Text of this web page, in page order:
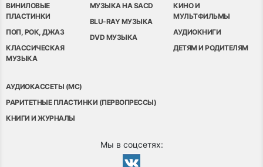
ВИНИЛОВЫЕ
ПЛАСТИНКИ
ПОП, РОК, ДЖАЗ
КЛАССИЧЕСКАЯ
МУЗЫКА
МУЗЫКА НА SACD
BLU-RAY МУЗЫКА
DVD МУЗЫКА
КИНО И
МУЛЬТФИЛЬМЫ
АУДИОКНИГИ
ДЕТЯМ И РОДИТЕЛЯМ
АУДИОКАССЕТЫ (MC)
РАРИТЕТНЫЕ ПЛАСТИНКИ (ПЕРВОПРЕССЫ)
КНИГИ И ЖУРНАЛЫ
Мы в соцсетях: